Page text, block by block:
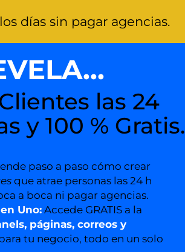
días sin pagar agencias.
las 24
y 100 % Gratis.
paso a paso cómo crear
que atrae personas las 24 h
a boca ni pagar agencias.
Uno:Accede GRATIS a la
páginas, correos y
tu negocio, todo en un solo